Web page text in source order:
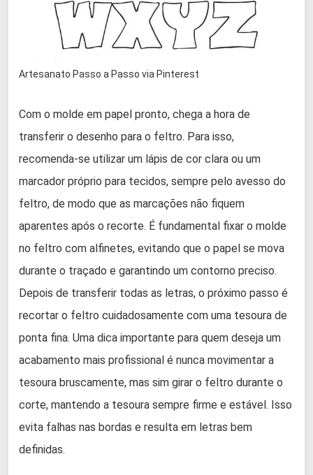
Artesanato Passo a Passo via Pinterest
Com o molde em papel pronto, chega a hora de
transferir o desenho para o feltro. Para isso,
recomenda-se utilizar um lápis de cor clara ou um
marcador próprio para tecidos, sempre pelo avesso do
feltro, de modo que as marcações não fiquem
aparentes após o recorte. É fundamental fixar o molde
no feltro com alfinetes, evitando que o papel se mova
durante o traçado e garantindo um contorno preciso.
Depois de transferir todas as letras, o próximo passo é
recortar o feltro cuidadosamente com uma tesoura de
ponta fina. Uma dica importante para quem deseja um
acabamento mais profissional é nunca movimentar a
tesoura bruscamente, mas sim girar o feltro durante o
corte, mantendo a tesoura sempre firme e estável. Isso
evita falhas nas bordas e resulta em letras bem
definidas.